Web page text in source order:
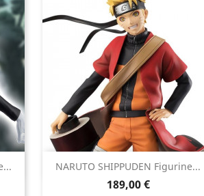
NARUTO SHIPPUDEN Figurine...
Prix
189,00 €
Aperçu rapide